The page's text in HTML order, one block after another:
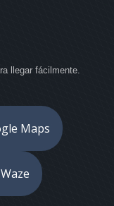
llegar fácilmente.
Maps